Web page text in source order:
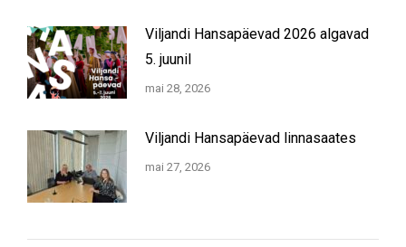
Viljandi Hansapäevad 2026 algavad
5. juunil
mai 28, 2026
Viljandi Hansapäevad linnasaates
mai 27, 2026